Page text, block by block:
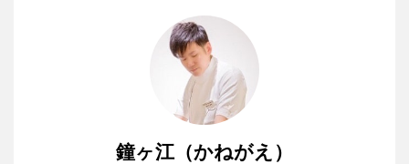
鐘ヶ江（かねがえ）